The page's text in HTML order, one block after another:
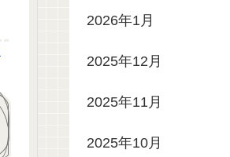
2026年1月
2025年12月
2025年11月
2025年10月